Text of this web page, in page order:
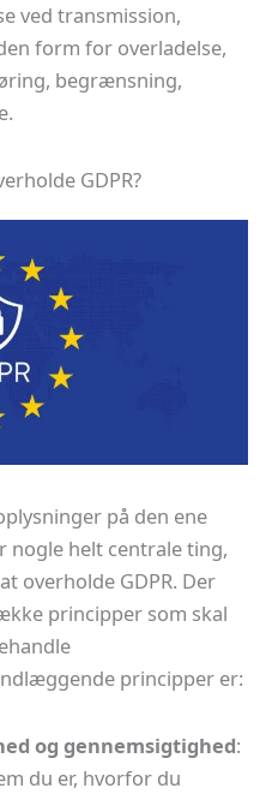
ved transmission,
form for overladelse,
begrænsning,
GDPR?
på den ene
nogle helt centrale ting,
overholde GDPR. Der
principper som skal
principper er:
og gennemsigtighed:
du er, hvorfor du